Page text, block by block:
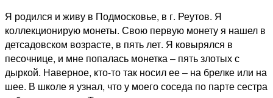
Я родился и живу в Подмосковье, в г. Реутов. Я
коллекционирую монеты. Свою первую монету я нашел в
детсадовском возрасте, в пять лет. Я ковырялся в
песочнице, и мне попалась монетка – пять злотых с
дыркой. Наверное, кто-то так носил ее – на брелке или на
шее. В школе я узнал, что у моего соседа по парте сестра